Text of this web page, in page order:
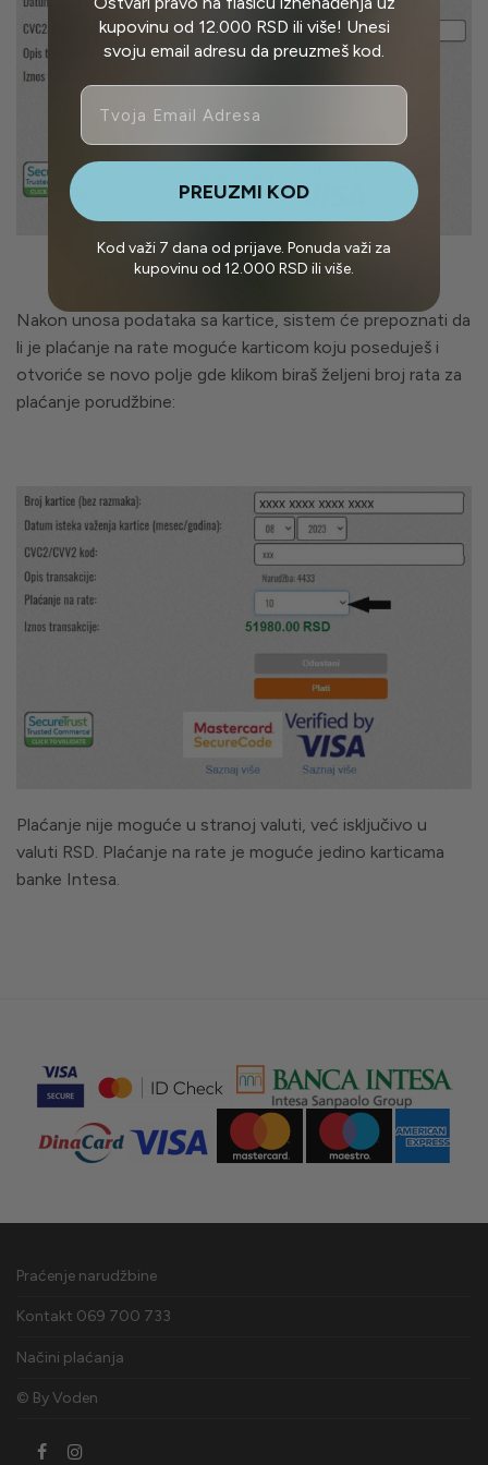
Nakon unosa podataka sa kartice, sistem će prepoznati da
li je plaćanje na rate moguće karticom koju poseduješ i
otvoriće se novo polje gde klikom biraš željeni broj rata za
plaćanje porudžbine:
Plaćanje nije moguće u stranoj valuti, već isključivo u
valuti RSD. Plaćanje na rate je moguće jedino karticama
banke Intesa.
Prilikom plaćanja preko administrativne zabrane, na
proizvode se ne primenjuju snižene ili akcijske cene.
Praćenje narudžbine
Kontakt 069 700 733
Načini plaćanja
© ByVoden
kupovinu od 12.000 RSD ili više! Unesi
svoju email adresu da preuzmeš kod.
Email
PREUZMI KOD
Kod važi 7 dana od prijave. Ponuda važi za
kupovinu od 12.000 RSD ili više.